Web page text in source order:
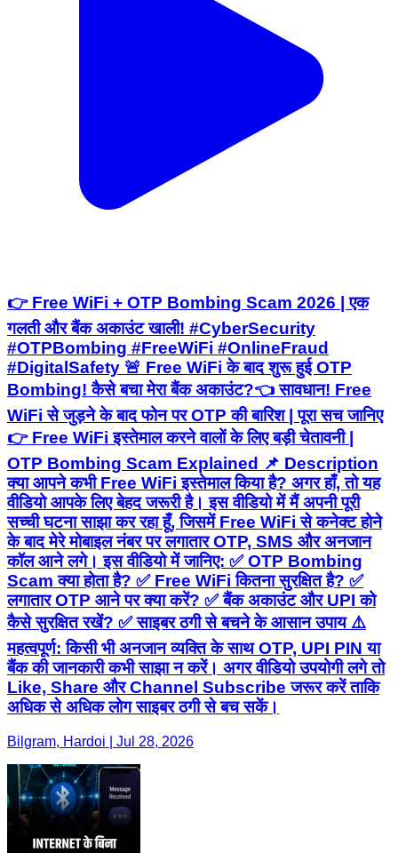
👉 Free WiFi + OTP Bombing Scam 2026 | एक
गलती और बैंक अकाउंट खाली! #CyberSecurity
#OTPBombing #FreeWiFi #OnlineFraud
#DigitalSafety 🚨 Free WiFi के बाद शुरू हुई OTP
Bombing! कैसे बचा मेरा बैंक अकाउंट?👈 सावधान! Free
WiFi से जुड़ने के बाद फोन पर OTP की बारिश | पूरा सच जानिए
👉 Free WiFi इस्तेमाल करने वालों के लिए बड़ी चेतावनी |
OTP Bombing Scam Explained 📌 Description
क्या आपने कभी Free WiFi इस्तेमाल किया है? अगर हाँ, तो यह
वीडियो आपके लिए बेहद जरूरी है। इस वीडियो में मैं अपनी पूरी
सच्ची घटना साझा कर रहा हूँ, जिसमें Free WiFi से कनेक्ट होने
के बाद मेरे मोबाइल नंबर पर लगातार OTP, SMS और अनजान
कॉल आने लगे। इस वीडियो में जानिए: ✅ OTP Bombing
Scam क्या होता है? ✅ Free WiFi कितना सुरक्षित है? ✅
लगातार OTP आने पर क्या करें? ✅ बैंक अकाउंट और UPI को
कैसे सुरक्षित रखें? ✅ साइबर ठगी से बचने के आसान उपाय ⚠️
महत्वपूर्ण: किसी भी अनजान व्यक्ति के साथ OTP, UPI PIN या
बैंक की जानकारी कभी साझा न करें। अगर वीडियो उपयोगी लगे तो
Like, Share और Channel Subscribe जरूर करें ताकि
अधिक से अधिक लोग साइबर ठगी से बच सकें।
Bilgram, Hardoi | Jul 28, 2026